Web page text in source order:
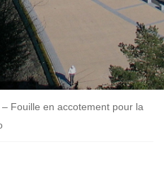
– Fouille en accotement pour la